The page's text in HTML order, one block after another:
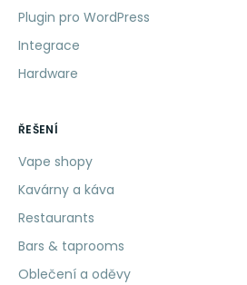
Plugin pro WordPress
Integrace
Hardware
ŘEŠENÍ
Vape shopy
Kavárny a káva
Restaurants
Bars & taprooms
Oblečení a oděvy